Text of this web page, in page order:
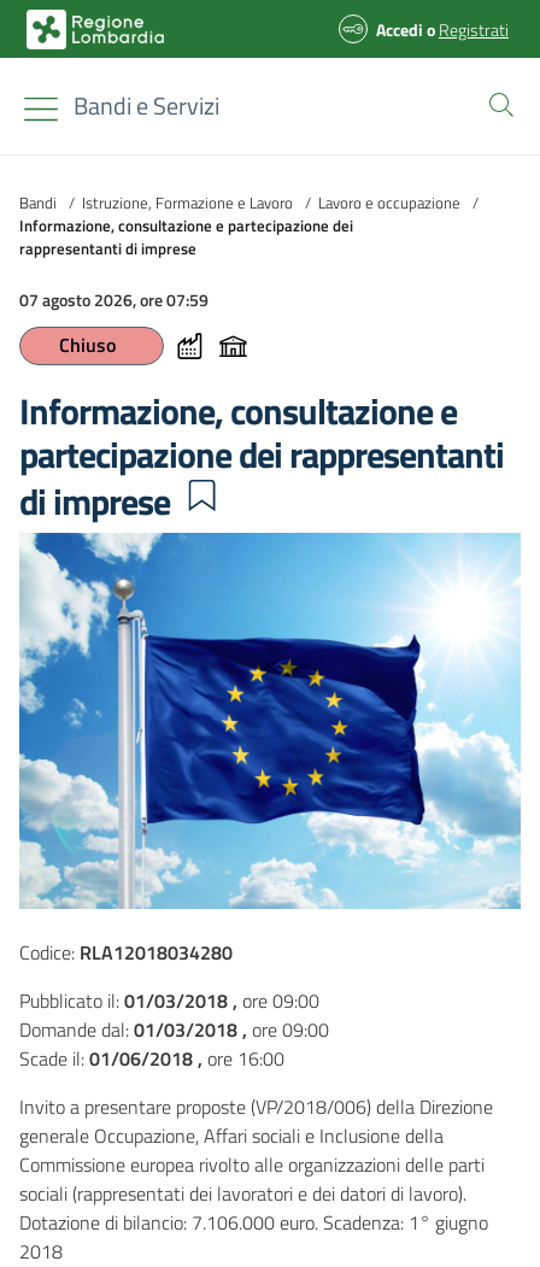
AccedioRegistrati
Bandi e Servizi
Bandi / Istruzione, Formazione e Lavoro / Lavoro e occupazione /
Informazione, consultazione e partecipazione dei
rappresentanti di imprese
07 agosto 2026, ore 07:59
Chiuso
Informazione, consultazione e
partecipazione dei rappresentanti
di imprese
Codice: RLA12018034280
Pubblicato il:01/03/2018 , ore 09:00
Domande dal:01/03/2018 , ore 09:00
Scade il:01/06/2018 , ore 16:00
Invito a presentare proposte (VP/2018/006) della Direzione
generale Occupazione, Affari sociali e Inclusione della
Commissione europea rivolto alle organizzazioni delle parti
sociali (rappresentati dei lavoratori e dei datori di lavoro).
Dotazione di bilancio: 7.106.000 euro. Scadenza: 1° giugno
2018